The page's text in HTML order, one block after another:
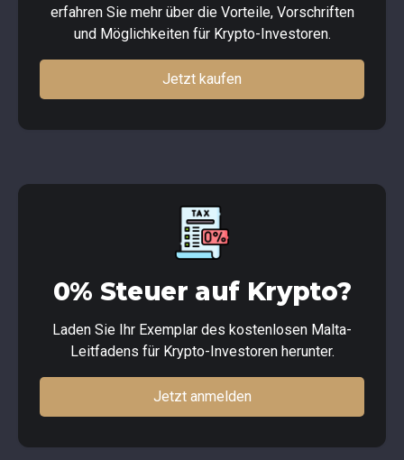
erfahren Sie mehr über die Vorteile, Vorschriften
und Möglichkeiten für Krypto-Investoren.
Jetzt kaufen
0% Steuer auf Krypto?
Laden Sie Ihr Exemplar des kostenlosen Malta-
Leitfadens für Krypto-Investoren herunter.
Jetzt anmelden